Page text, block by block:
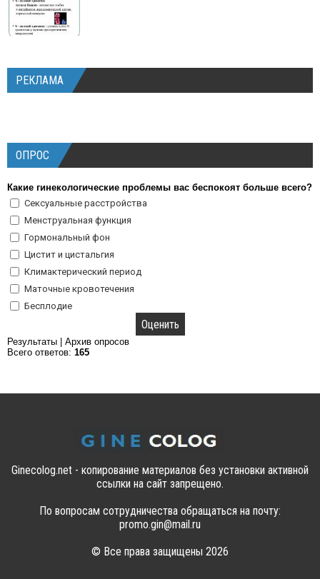
РЕКЛАМА
ОПРОС
Какие гинекологические проблемы вас беспокоят больше всего?
Сексуальные расстройства
Менструальная функция
Гормональный фон
Цистит и цистальгия
Климактерический период
Маточные кровотечения
Бесплодие
Результаты
Архив опросов
Всего ответов: 165
Ginecolog.net - копирование материалов без установки активной
ссылки на сайт запрещено.
По вопросам сотрудничества обращаться на почту:
promo.gin@mail.ru
© Все права защищены 2026